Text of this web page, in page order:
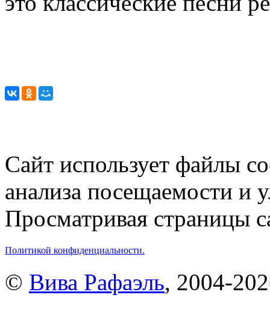
Сайт использует файлы
анализа посещаемости и
Просматривая страницы
Политикой конфиденциальности.
© Вива Рафаэль, 2004-